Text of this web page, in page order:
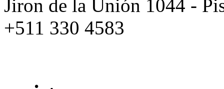
Jiron de la Unión 1044 -
+511 330 4583